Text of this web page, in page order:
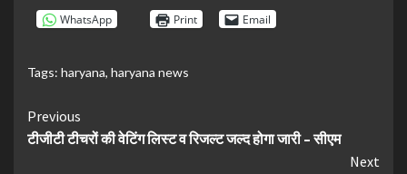
WhatsApp Print Email
Tags: haryana, haryana news
Continue
Reading
Previous
टीजीटी टीचरों की वेटिंग लिस्ट व रिजल्ट जल्द होगा जारी – सीएम
Next